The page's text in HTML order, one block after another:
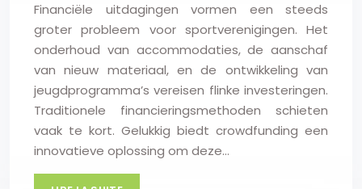
Financiële uitdagingen vormen een steeds
groter probleem voor sportverenigingen. Het
onderhoud van accommodaties, de aanschaf
van nieuw materiaal, en de ontwikkeling van
jeugdprogramma’s vereisen flinke investeringen.
Traditionele financieringsmethoden schieten
vaak te kort. Gelukkig biedt crowdfunding een
innovatieve oplossing om deze…